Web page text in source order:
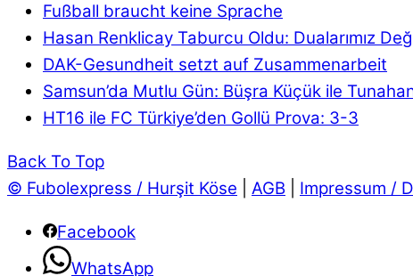
Fußball braucht keine Sprache
Hasan Renklicay Taburcu Oldu: Dualarımız
DAK-Gesundheit setzt auf Zusammenarbeit
Samsun’da Mutlu Gün: Büşra Küçük ile
HT16 ile FC Türkiye’den Gollü Prova: 3-3
Back To Top
© Fubolexpress / Hurşit Köse
AGB Impressum /
Facebook
WhatsApp